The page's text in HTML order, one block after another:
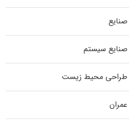
سیستم
طراحی محیط زیست